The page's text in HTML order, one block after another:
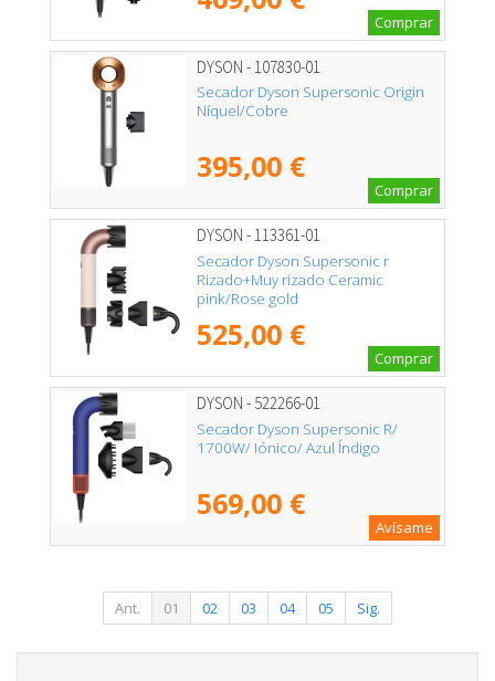
Comprar
DYSON - 107830-01
Secador Dyson Supersonic Origin
Níquel/Cobre
395,00 €
Comprar
DYSON - 113361-01
Secador Dyson Supersonic r
Rizado+Muy rizado Ceramic
pink/Rose gold
525,00 €
Comprar
DYSON - 522266-01
Secador Dyson Supersonic R/
1700W/ Iónico/ Azul Índigo
569,00 €
Avísame
Ant. 01 02 03 04 05 Sig.